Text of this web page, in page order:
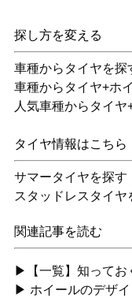
探し方を変える
車種からタイヤを探
車種からタイヤ+ホ
人気車種からタイ
タイヤ情報はこちら
サマータイヤを探す
スタッドレスタイヤ
関連記事を読む
▶【一覧】知ってお
▶ ホイールのデザ